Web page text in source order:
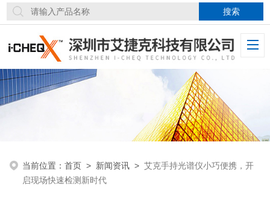
当前位置：首页 > 新闻资讯 >艾克手持光谱仪小巧便携，开
启现场快速检测新时代